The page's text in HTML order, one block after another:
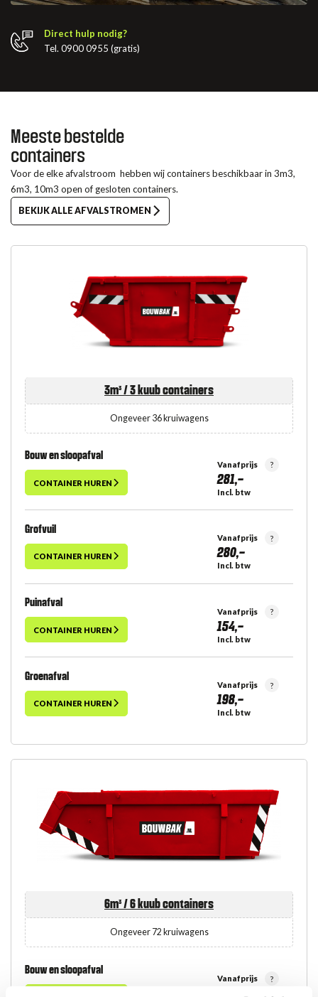
Direct hulp nodig?
Tel. 0900 0955 (gratis)
Meeste bestelde
containers
Voor de elke afvalstroom hebben wij containers beschikbaar in 3m3,
6m3, 10m3 open of gesloten containers.
BEKIJK ALLE AFVALSTROMEN
3m³ / 3 kuubcontainers
Ongeveer 36 kruiwagens
Bouw en sloopafval
CONTAINER HUREN
Vanafprijs ?
281,-
Incl. btw
Grofvuil
CONTAINER HUREN
Vanafprijs ?
280,-
Incl. btw
Puinafval
CONTAINER HUREN
Vanafprijs ?
154,-
Incl. btw
Groenafval
CONTAINER HUREN
Vanafprijs ?
198,-
Incl. btw
6m³ / 6 kuubcontainers
Ongeveer 72 kruiwagens
Bouw en sloopafval
Vanafprijs ?